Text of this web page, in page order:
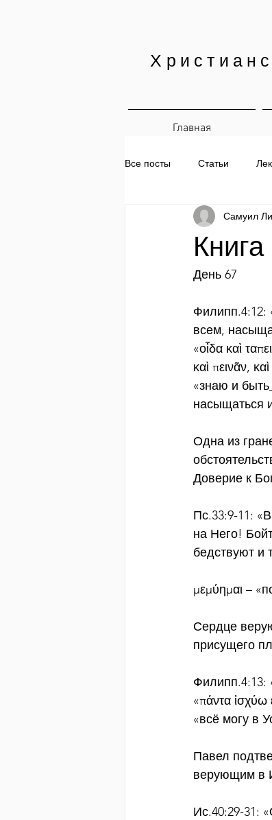
Главная
Все посты Статьи
Печатные материалы
Самуил
День 67
Филипп.4:12:
всем,
«οἶδα καὶ
καὶ πεινᾶν,
«знаю и
насыщаться
Одна из
Доверие к
Пс.33:9-11:
на Него!
бедствуют и
μεμύημαι –
Сердце
присущего
Филипп.4:13:
«πάντα ἰσχύω
«всё могу в
Павел
верующим в
Ис.40:29-31: